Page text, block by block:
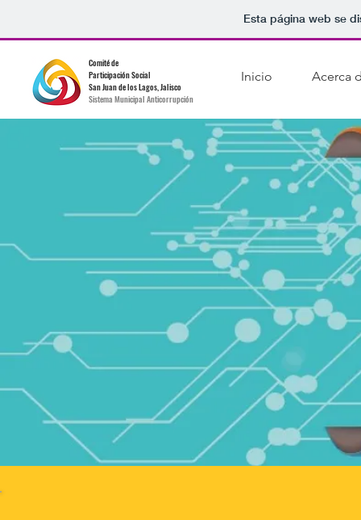
Esta página web se
Comité de
Participación Social
San Juan de los Lagos, Jalisco
Sistema Municipal Anticorrupción
Inicio Acerca